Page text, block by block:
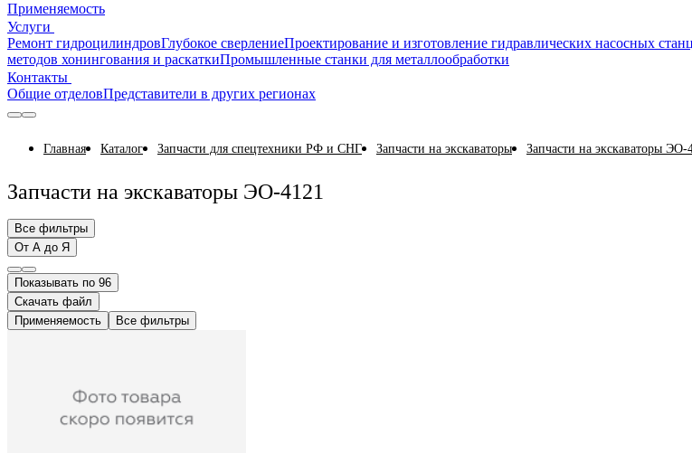
Применяемость
Услуги
Ремонт гидроцилиндровГлубокое сверлениеПроектирование и изготовление гидравлических насосных
методов хонингования и раскаткиПромышленные станки для металлообработки
Контакты
Общие отделовПредставители в других регионах
Главная Каталог Запчасти для спецтехники РФ и СНГ Запчасти на экскаваторы Запчасти на экскаваторы
Запчасти на экскаваторы ЭО-4121
Все фильтры
От А до Я
Показывать по 96
Скачать файл
Применяемость
Все фильтры